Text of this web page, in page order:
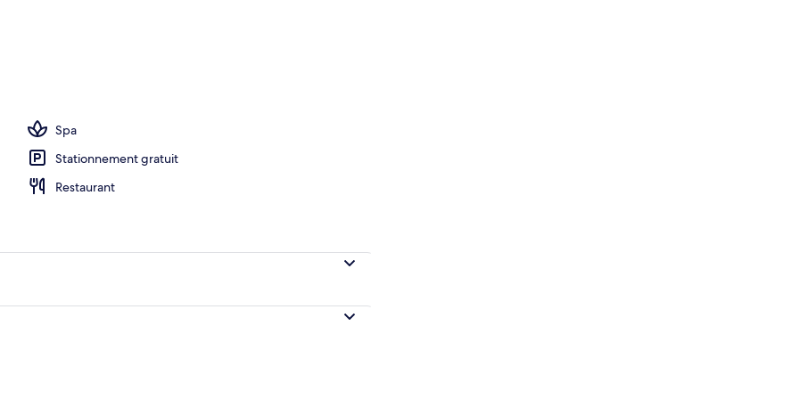
Spa
Stationnement gratuit
Restaurant